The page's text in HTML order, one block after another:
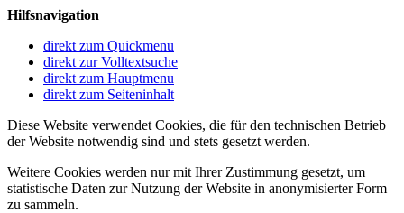
Hilfsnavigation
direkt zum Quickmenu
direkt zur Volltextsuche
direkt zum Hauptmenu
direkt zum Seiteninhalt
Diese Website verwendet Cookies, die für den technischen Betrieb
der Website notwendig sind und stets gesetzt werden.
Weitere Cookies werden nur mit Ihrer Zustimmung gesetzt, um
statistische Daten zur Nutzung der Website in anonymisierter Form
zu sammeln.